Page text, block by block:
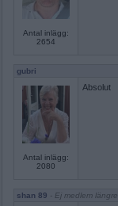
Antal inlägg:
2654
gubri
Antal inlägg:
2080
Absolut
shan 89 - Ej medlem längre